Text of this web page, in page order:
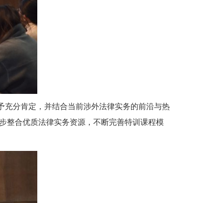
分肯定，并结合当前涉外法律实务的前沿与热
整合优质法律实务资源，不断完善特训课程模